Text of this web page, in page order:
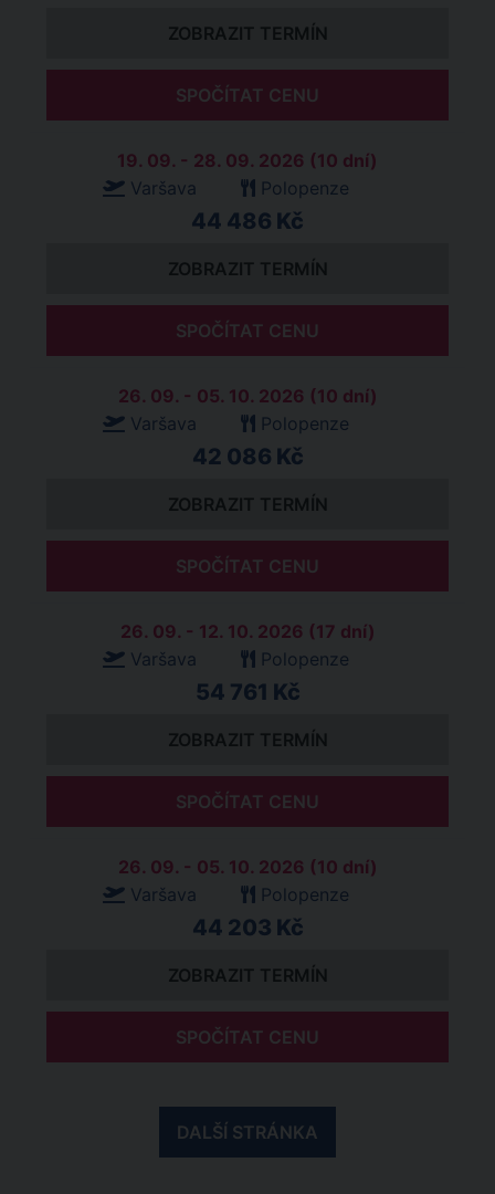
ZOBRAZIT TERMÍN
SPOČÍTAT CENU
19. 09. - 28. 09. 2026 (10 dní)
Varšava
Polopenze
44 486 Kč
ZOBRAZIT TERMÍN
SPOČÍTAT CENU
26. 09. - 05. 10. 2026 (10 dní)
Varšava
Polopenze
42 086 Kč
ZOBRAZIT TERMÍN
SPOČÍTAT CENU
26. 09. - 12. 10. 2026 (17 dní)
Varšava
Polopenze
54 761 Kč
ZOBRAZIT TERMÍN
SPOČÍTAT CENU
26. 09. - 05. 10. 2026 (10 dní)
Varšava
Polopenze
44 203 Kč
ZOBRAZIT TERMÍN
SPOČÍTAT CENU
DALŠÍ STRÁNKA